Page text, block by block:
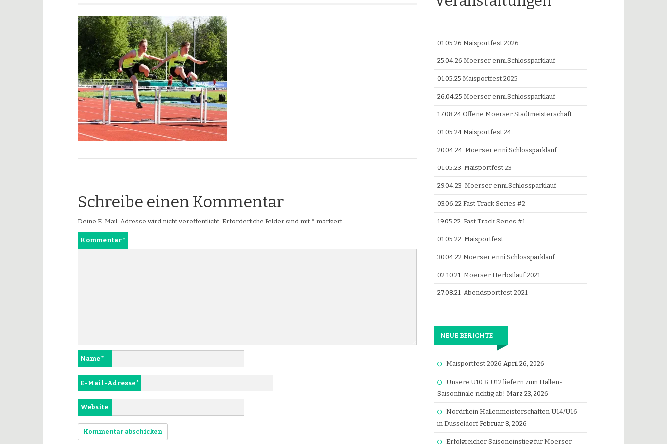
Schreibe einen Kommentar
Deine E-Mail-Adresse wird nicht veröffentlicht. Erforderliche Felder sind mit * markiert
Kommentar*
Name*
E-Mail-Adresse*
Website
01.05.26Maisportfest 2026
25.04.26Moerser enni.Schlossparklauf
01.05.25Maisportfest 2025
26.04.25Moerser enni.Schlossparklauf
17.08.24 Offene Moerser Stadtmeisterschaft
01.05.24Maisportfest 24
20.04.24Moerser enni.Schlossparklauf
01.05.23Maisportfest 23
29.04.23Moerser enni.Schlossparklauf
03.06.22Fast Track Series #2
19.05.22Fast Track Series #1
01.05.22Maisportfest
30.04.22Moerser enni.Schlossparklauf
02.10.21Moerser Herbstlauf 2021
27.08.21 Abendsportfest 2021
NEUE BERICHTE
Maisportfest 2026 April 26, 2026
Unsere U10 & U12 liefern zum Hallen-
Saisonfinale richtig ab! März 23, 2026
Nordrhein Hallenmeisterschaften U14/U16
in Düsseldorf Februar 8, 2026
Erfolgreicher Saisoneinstieg für Moerser